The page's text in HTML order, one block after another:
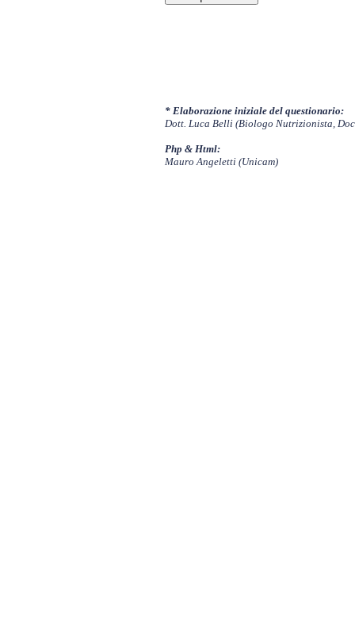
* Elaborazione iniziale del questionario:
Dott. Luca Belli (Biologo Nutrizionista,
Php & Html:
Mauro Angeletti (Unicam)